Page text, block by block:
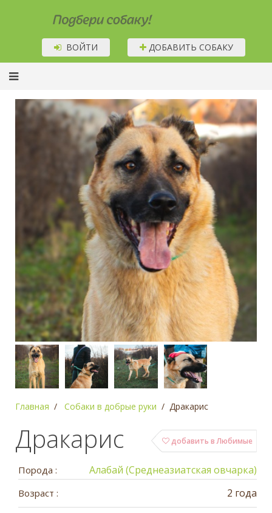
Подбери собаку!
ВОЙТИ ДОБАВИТЬ СОБАКУ
Главная Собаки в добрые руки Дракарис
добавить в Любимые
Дракарис
Порода : Алабай (Среднеазиатская овчарка)
Возраст : 2 года